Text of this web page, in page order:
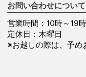
お問い合わせについて
営業時間：10時～19時
定休日：木曜日
※お越しの際は、予め